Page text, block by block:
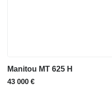
Manitou MT 625 H
43 000 €